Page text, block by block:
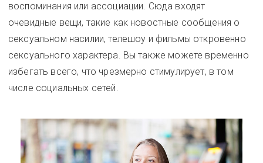
воспоминания или ассоциации. Сюда входят
очевидные вещи, такие как новостные сообщения о
сексуальном насилии, телешоу и фильмы откровенно
сексуального характера. Вы также можете временно
избегать всего, что чрезмерно стимулирует, в том
числе социальных сетей.